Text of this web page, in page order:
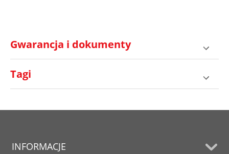
Gwarancja i dokumenty
Tagi
INFORMACJE